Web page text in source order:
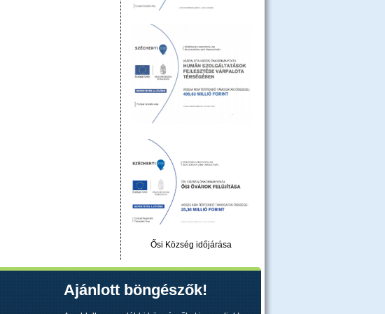
Ősi Község időjárása
Ajánlott böngészők!